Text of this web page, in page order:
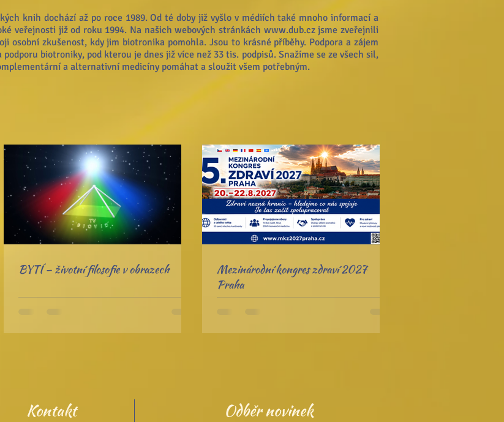
knih dochází až po roce 1989. Od té doby již vyšlo v médiích také mnoho informací a
veřejnosti již od roku 1994. Na našich webových stránkách www.dub.czjsme zveřejnili
osobní zkušenost, kdy jim biotronika pomohla. Jsou to krásné příběhy. Podpora a zájem
biotroniky, pod kterou je dnes již více než 33 tis. podpisů. Snažíme se ze všech sil,
a alternativní medicíny pomáhat a sloužit všem potřebným.
BYTÍ – životní filosofie v obrazech
Mezinárodní kongres zdraví 2027
Praha
Kontakt Odběr novinek